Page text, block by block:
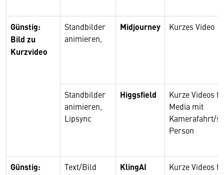
Günstig:
Bild zu
Kurzvideo
Standbilder
animieren,
Midjourney Kurzes Video
Standbilder
animieren,
Lipsync
Higgsfield
Kurze Videos
Media mit
Kamerafahrt/
Person
Günstig:
Text/Bild
KlingAI
Kurze Videos